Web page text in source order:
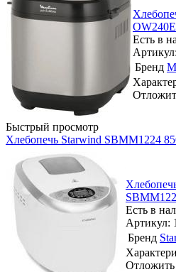
Быстрый просмотр
Есть в
Бренд
Хлебопечь Starwind SBMM1224
Есть в
Артикул:
Бренд
Отложить